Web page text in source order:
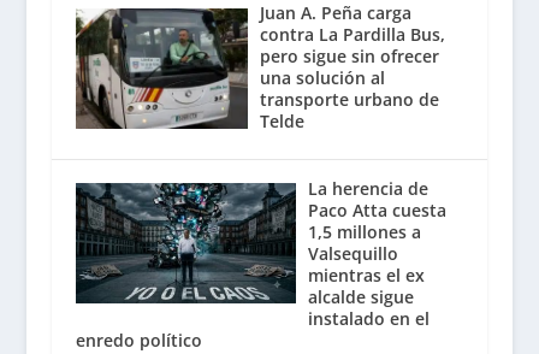
Juan A. Peña carga
contra La Pardilla Bus,
pero sigue sin ofrecer
una solución al
transporte urbano de
Telde
La herencia de
Paco Atta cuesta
1,5 millones a
Valsequillo
mientras el ex
alcalde sigue
instalado en el
enredo político